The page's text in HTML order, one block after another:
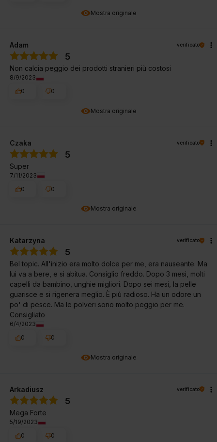
Mostra originale
Mostra originale
Adam verificato
5
Non calcia peggio dei prodotti stranieri più costosi
8/9/2023
0
0
Mostra originale
Czaka verificato
5
Super
7/11/2023
0
0
Mostra originale
Katarzyna verificato
5
Bel topic. All'inizio era molto dolce per me, era nauseante. Ma
lui va a bere, e si abitua. Consiglio freddo. Dopo 3 mesi, molti
capelli da bambino, unghie migliori. Dopo sei mesi, la pelle
guarisce e si rigenera meglio. È più radioso. Ha un odore un
po' di pesce. Ma le polveri sono molto peggio per me.
Consigliato
6/4/2023
0
0
Arkadiusz verificato
5
Mega Forte
5/19/2023
0
0